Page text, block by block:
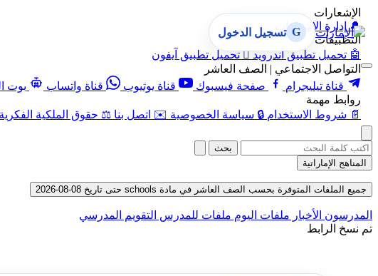
الإشعارات
🔔 إدارة الإشعارات
التطبيقات
🤖 تحميل تطبيق أندرويد  تحميل تطبيق آيفون
التواصل الاجتماعي | الصف العاشر
قناة تيليجرام
صفحة فيسبوك قناة يوتيوب قناة واتساب
بوت
روابط مهمة
📄 شروط الاستخدام 🔒 سياسة الخصوصية ✉️ اتصل بنا ⚖️ حقوق الملكية الفكرية
G تسجيل الدخول
بحث
المناهج الإماراتية
جميع الملفات المتوفرة بحسب الصف العاشر في مادة schools حتى تاريخ 08-08-2026
المدرسون الأخبار ملفات اليوم ملفات للمدرس التقويم المدرسي
تم نسخ الرابط